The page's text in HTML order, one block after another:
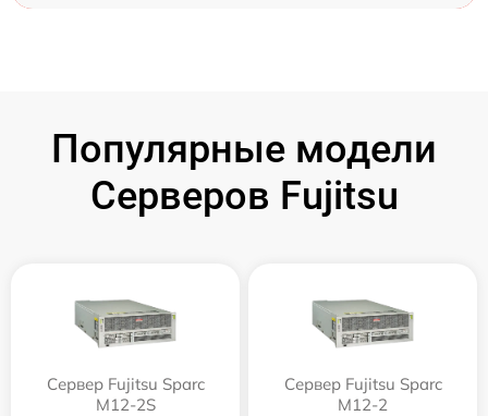
Популярные модели
Серверов Fujitsu
Сервер Fujitsu Sparc
M12-2S
Сервер Fujitsu Sparc
M12-2